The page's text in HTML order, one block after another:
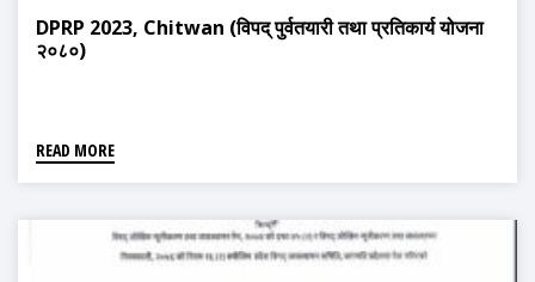
DPRP 2023, Chitwan (विपद् पुर्वतयारी तथा प्रतिकार्य योजना
२०८०)
READ MORE